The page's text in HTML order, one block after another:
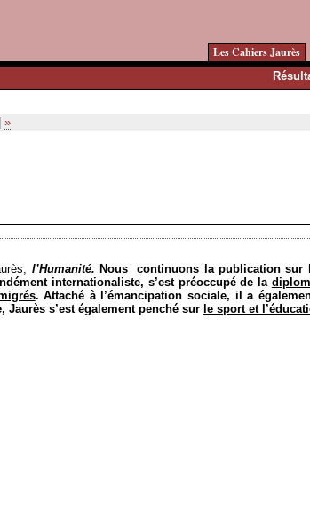
Les Cahiers Jaurès
»
l’Humanité. Nous
continuons la publication sur
internationaliste, s’est préoccupé de la
. Attaché à l’émancipation sociale, il a
s’est également penché sur le sport et